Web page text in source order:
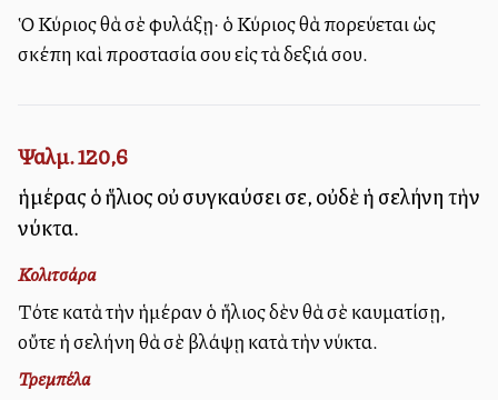
Ὁ Κύριος θὰ σὲ φυλάξῃ· ὁ Κύριος θὰ πορεύεται ὡς
σκέπη καὶ προστασία σου εἰς τὰ δεξιά σου.
Ψαλμ. 120,6
ἡμέρας ὁ ἥλιος οὐ συγκαύσει σε, οὐδὲ ἡ σελήνη τὴν
νύκτα.
Κολιτσάρα
Τότε κατὰ τὴν ἡμέραν ὁ ἥλιος δὲν θὰ σὲ καυματίσῃ,
οὔτε ἡ σελήνη θὰ σὲ βλάψῃ κατὰ τὴν νύκτα.
Τρεμπέλα